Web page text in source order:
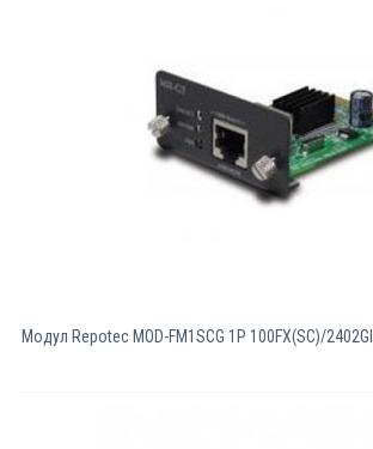
Модул Repotec MOD-FM1SCG 1P 100FX(SC)/2402GI